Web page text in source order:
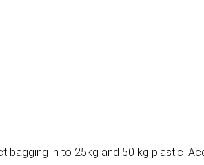
bagging in to 25kg and 50 kg plastic